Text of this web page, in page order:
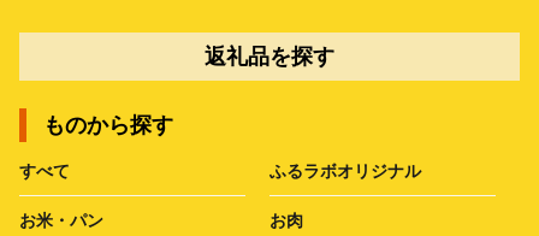
返礼品を探す
ものから探す
すべて ふるラボオリジナル
お米・パン お肉